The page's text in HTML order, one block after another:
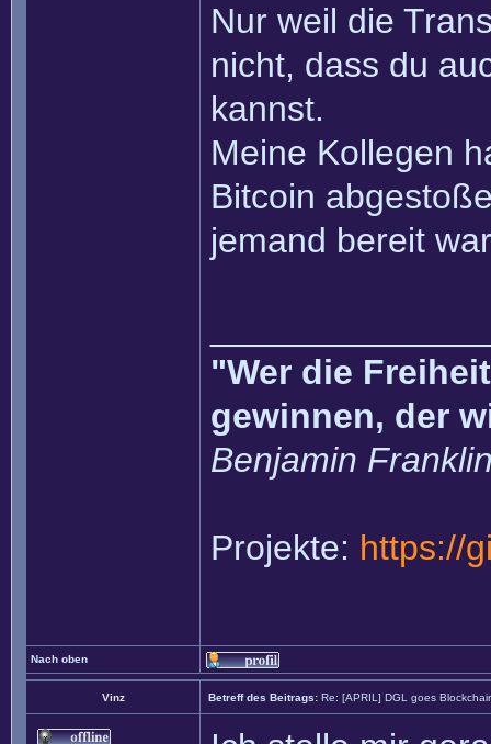
Nur weil die
nicht, dass du
kannst.
Meine Kollegen
Bitcoin
jemand bereit
"Wer die
gewinnen, der
Benjamin
Projekte: https://
Nach oben
Vinz Betreff des Beitrags: Re: [APRIL] DGL goes